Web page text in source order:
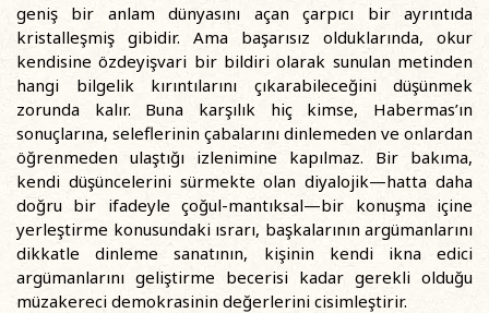
geniş bir anlam dünyasını açan çarpıcı bir ayrıntıda
kristalleşmiş gibidir. Ama başarısız olduklarında, okur
kendisine özdeyişvari bir bildiri olarak sunulan metinden
hangi bilgelik kırıntılarını çıkarabileceğini düşünmek
zorunda kalır. Buna karşılık hiç kimse, Habermas’ın
sonuçlarına, seleflerinin çabalarını dinlemeden ve onlardan
öğrenmeden ulaştığı izlenimine kapılmaz. Bir bakıma,
kendi düşüncelerini sürmekte olan diyalojik—hatta daha
doğru bir ifadeyle çoğul-mantıksal—bir konuşma içine
yerleştirme konusundaki ısrarı, başkalarının argümanlarını
dikkatle dinleme sanatının, kişinin kendi ikna edici
argümanlarını geliştirme becerisi kadar gerekli olduğu
müzakereci demokrasinin değerlerini cisimleştirir.